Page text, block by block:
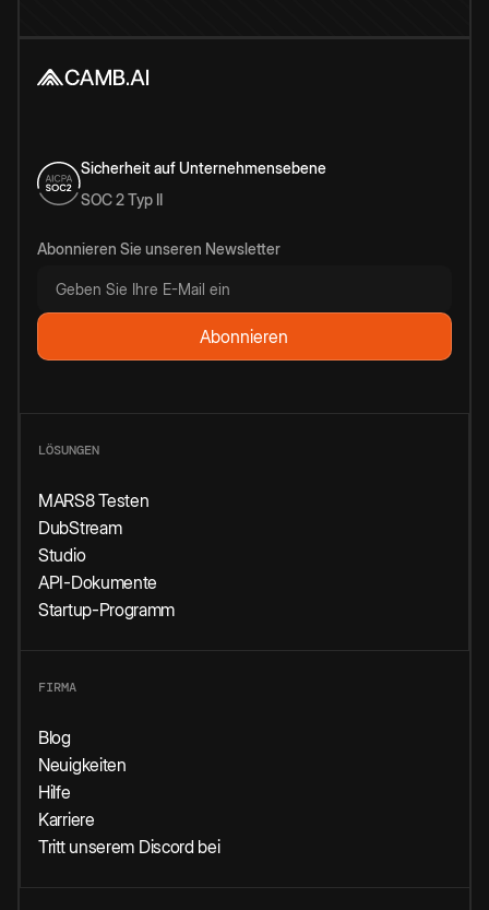
Sicherheit auf Unternehmensebene
SOC 2 Typ II
Abonnieren Sie unseren Newsletter
LÖSUNGEN
MARS8 Testen
DubStream
Studio
API-Dokumente
Startup-Programm
FIRMA
Blog
Neuigkeiten
Hilfe
Karriere
Tritt unserem Discord bei